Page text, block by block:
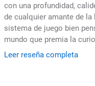
con una profundidad,
de cualquier amante de
sistema de juego bien
mundo que premia la
Leer reseña completa